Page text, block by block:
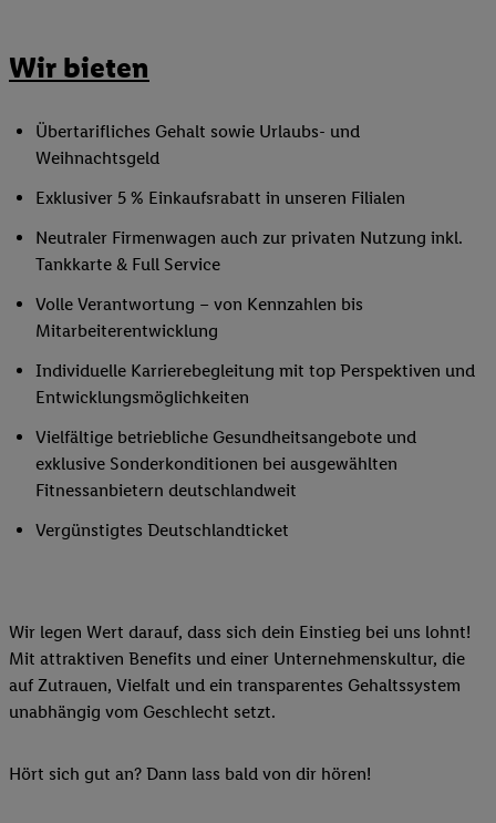
Wir bieten
Übertarifliches Gehalt sowie Urlaubs- und
Weihnachtsgeld
Exklusiver 5 % Einkaufsrabatt in unseren Filialen
Neutraler Firmenwagen auch zur privaten Nutzung inkl.
Tankkarte & Full Service
Volle Verantwortung – von Kennzahlen bis
Mitarbeiterentwicklung
Individuelle Karrierebegleitung mit top Perspektiven und
Entwicklungsmöglichkeiten
Vielfältige betriebliche Gesundheitsangebote und
exklusive Sonderkonditionen bei ausgewählten
Fitnessanbietern deutschlandweit
Vergünstigtes Deutschlandticket
Wir legen Wert darauf, dass sich dein Einstieg bei uns lohnt!
Mit attraktiven Benefits und einer Unternehmenskultur, die
auf Zutrauen, Vielfalt und ein transparentes Gehaltssystem
unabhängig vom Geschlecht setzt.
Hört sich gut an? Dann lass bald von dir hören!